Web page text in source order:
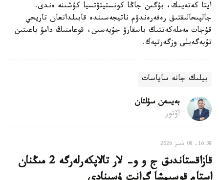
ايتا كەتەيىك، بۇگىن جاڭا كونستيتۋتسيا كۇشىنە ەندى.
جالپىحالىقتىق رەفەرەندۋم ناتيجەسىندە قابىلدانعان تاريحي
قۇجات مەملەكەتتىك باسقارۋ جۇيەسىن، قوعامنىڭ دامۋ باعىتىن
تۇبەگەيلى وزگەرتپەك.
بيلىك جانە ساياسات
بەيسەن سۇلتان
اۆتور
16:38, 08 تامىز 2026
قازاقستاندىق ج و و- لار تالاپكەرلەرگە 2 مىڭنان